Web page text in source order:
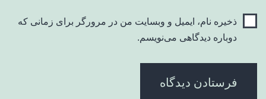
ذخیره نام، ایمیل و وبسایت من در مرورگر برای زمانی که
دوباره دیدگاهی می‌نویسم.